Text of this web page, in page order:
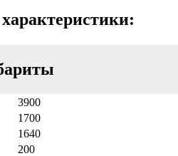
3900
1700
1640
200